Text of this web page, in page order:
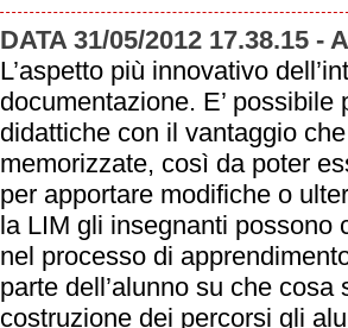
DATA 31/05/2012 17.38.15 -
L’aspetto più innovativo
documentazione. E’
didattiche con il vantaggio
memorizzate, così da poter
per apportare modifiche o
la LIM gli insegnanti possono
nel processo di
parte dell’alunno su che
costruzione dei percorsi gli